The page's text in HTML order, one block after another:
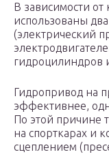
В зависимости от
использованы
(электрический
гидроцилиндров
Гидропривод на
эффективнее,
По этой причине
на спорткарах и
сцеплением